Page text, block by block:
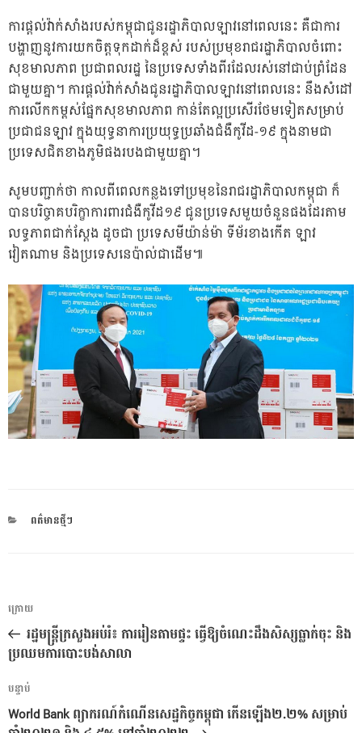
ការផ្ដល់វ៉ាក់សាំងរបស់កម្ពុជាជូនរដ្ឋាភិបាលឡាវនៅពេលនេះ គឺជាការ
បង្ហាញនូវការយកចិត្តទុកដាក់ដ៏ខ្ពស់ របស់ប្រមុខរាជរដ្ឋាភិបាលចំពោះ
សុខមាលភាព ប្រជាពលរដ្ឋ នៃប្រទេសទាំងពីរដែលរស់នៅជាប់ព្រំដែន
ជាមួយគ្នា។ ការផ្ដល់វ៉ាក់សាំងជូនរដ្ឋាភិបាលឡាវនៅពេលនេះ នឹងសំដៅ
ការលើកកម្ពស់ផ្នែកសុខមាលភាព កាន់តែល្អប្រសើរថែមទៀតសម្រាប់
ប្រជាជនឡាវ ក្នុងយុទ្ធនាការប្រយុទ្ធប្រឆាំងជំងឺកូវីដ-១៩ ក្នុងនាមជា
ប្រទេសជិតខាងភូមិផងរបងជាមួយគ្នា។
សូមបញ្ជាក់ថា កាលពីពេលកន្លងទៅប្រមុខនៃរាជរដ្ឋាភិបាលកម្ពុជា ក៏
បានបរិច្ចាគបរិក្ខាការពារជំងឺកូវីដ១៩ ជូនប្រទេសមួយចំនួនផងដែរតាម
លទ្ធភាពជាក់ស្ដែង ដូចជា ប្រទេសមីយ៉ាន់ម៉ា ទីម័រខាងកើត ឡាវ
វៀតណាម និងប្រទេសនេប៉ាល់ជាដើម៕
CATEGORIES
ពត៌មានថ្មីៗ
ការ​
នាំទិស​
ប្រកាស
អត្ថបទ
មុន
ក្រោយ
រដ្ឋមន្ត្រីក្រសួងអប់រំ៖ ការរៀនតាមផ្ទះ ធ្វើឱ្យចំណេះដឹងសិស្សធ្លាក់ចុះ និង
ប្រឈមការបោះបង់សាលា
អត្ថបទ
បន្ទាប់
បន្ទាប់
World Bank ព្យាករណ៍កំណើនសេដ្ឋកិច្ចកម្ពុជា កើនឡើង២.២% សម្រាប់